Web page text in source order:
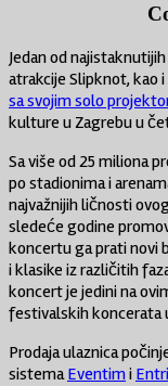
Jedan od
atrakcije Slipknot, kao i
sa svojim solo
kulture u Zagrebu u
Sa više od 25 miliona
po stadionima i
najvažnijih ličnosti
sledeće godine
koncertu ga prati novi
i klasike iz različitih
koncert je jedini na
festivalskih koncerata
Prodaja ulaznica
sistemaEventimi